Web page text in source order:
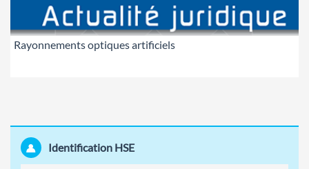
Rayonnements optiques artificiels
Identification HSE